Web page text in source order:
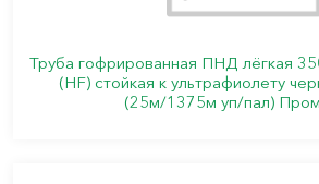
Труба гофрированная ПНД лёгкая
(HF) стойкая к ультрафиолету
(25м/1375м уп/пал)